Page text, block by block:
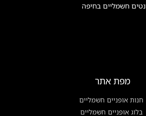
חשמליים בחיפה
מפת אתר
חנות אופניים חשמליים
בלוג אופניים חשמליים